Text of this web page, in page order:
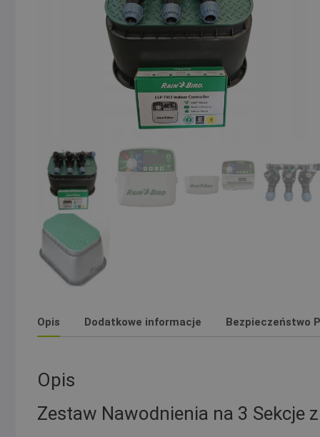
Opis Dodatkowe informacje Bezpieczeństwo
Opis
Zestaw Nawodnienia na 3 Sekcje